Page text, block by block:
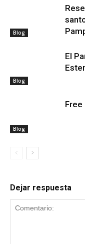
Blog
Blog
El
Blog
Free
Dejar respuesta